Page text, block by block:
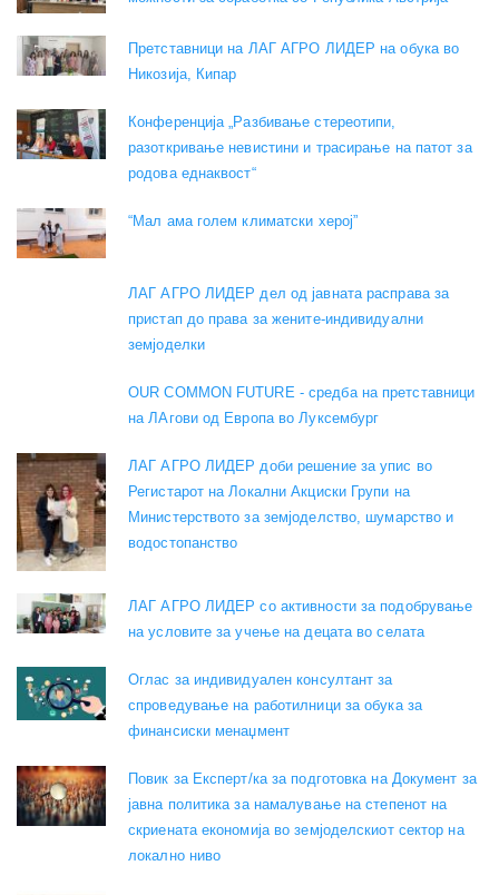
Претставници на ЛАГ АГРО ЛИДЕР на обука во
Никозија, Кипар
Конференција „Разбивање стереотипи,
разоткривање невистини и трасирање на патот за
родова еднаквост“
“Мал ама голем климатски херој”
ЛАГ АГРО ЛИДЕР дел од јавната расправа за
пристап до права за жените-индивидуални
земјоделки
OUR COMMON FUTURE - средба на претставници
на ЛАгови од Европа во Луксембург
ЛАГ АГРО ЛИДЕР доби решение за упис во
Регистарот на Локални Акциски Групи на
Министерството за земјоделство, шумарство и
водостопанство
ЛАГ АГРО ЛИДЕР со активности за подобрување
на условите за учење на децата во селата
Оглас за индивидуален консултант за
спроведување на работилници за обука за
финансиски менаџмент
Повик за Експерт/ка за подготовка на Документ за
јавна политика за намалување на степенот на
скриената економија во земјоделскиот сектор на
локално ниво